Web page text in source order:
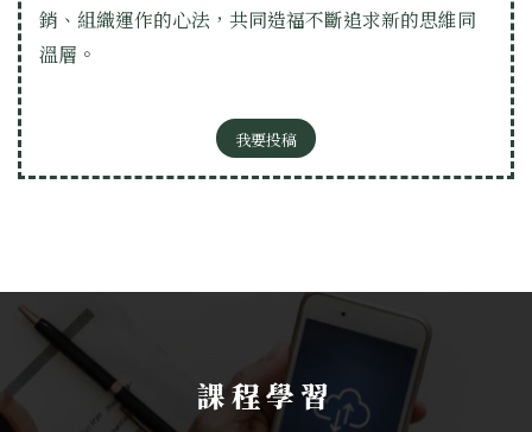
銷、組織運作的心法，共同造福不斷追求新的思維同
溫層。
我要投稿
課程學習